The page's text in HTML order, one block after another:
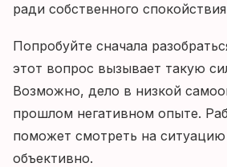
ради собственного
Попробуйте сначала
этот вопрос вызывает такую
Возможно, дело в низкой
прошлом негативном опыте.
поможет смотреть на ситуацию
объективно.